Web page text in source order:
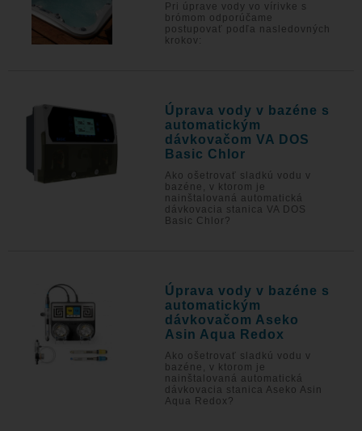
Pri úprave vody vo vírivke s
brómom odporúčame
postupovať podľa nasledovných
krokov:
Úprava vody v bazéne s
automatickým
dávkovačom VA DOS
Basic Chlor
Ako ošetrovať sladkú vodu v
bazéne, v ktorom je
nainštalovaná automatická
dávkovacia stanica VA DOS
Basic Chlor?
Úprava vody v bazéne s
automatickým
dávkovačom Aseko
Asin Aqua Redox
Ako ošetrovať sladkú vodu v
bazéne, v ktorom je
nainštalovaná automatická
dávkovacia stanica Aseko Asin
Aqua Redox?